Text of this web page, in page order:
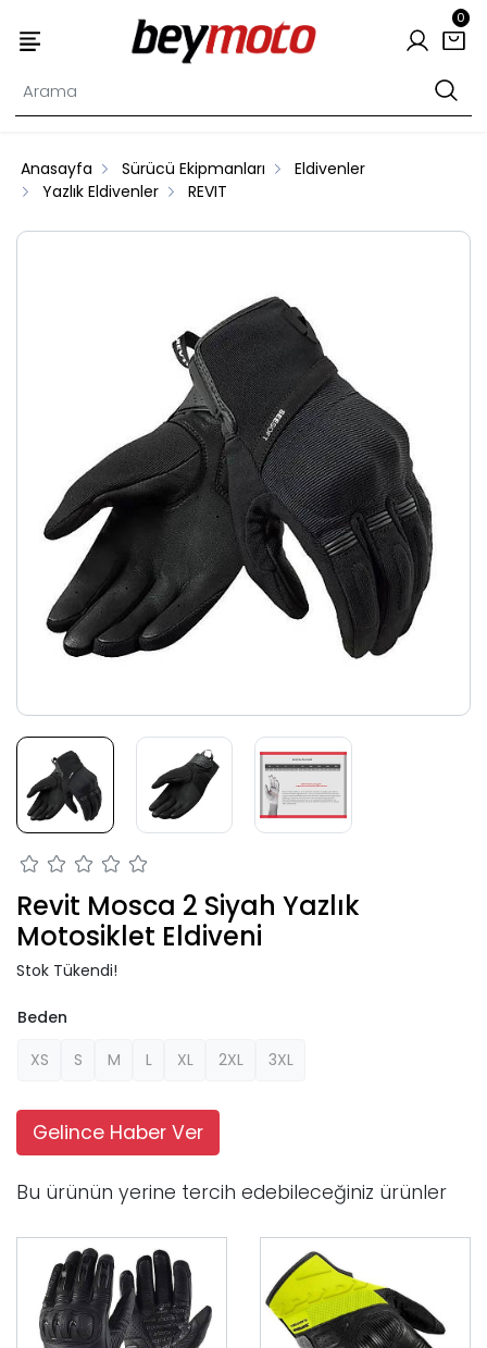
0
Anasayfa Sürücü Ekipmanları
Eldivenler
Yazlık Eldivenler
REVIT
Revit Mosca 2 Siyah Yazlık
Motosiklet Eldiveni
Stok Tükendi!
Beden
XS
S M L XL 2XL 3XL
Gelince Haber Ver
Bu ürünün yerine tercih edebileceğiniz ürünler